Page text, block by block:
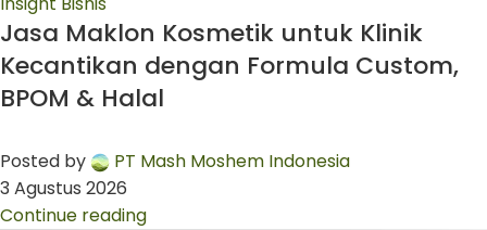
Jasa Maklon Kosmetik untuk Klinik
Kecantikan dengan Formula Custom,
BPOM & Halal
Posted by
PT Mash Moshem Indonesia
3 Agustus 2026
Continue reading